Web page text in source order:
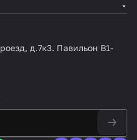
д.7к3. Павильон B1-